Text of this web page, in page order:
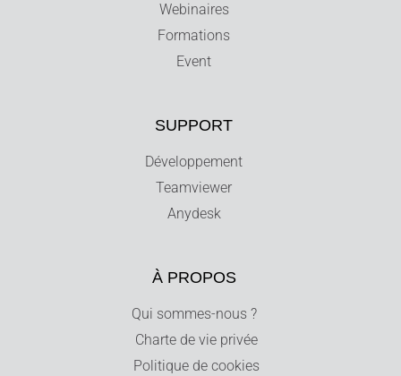
Webinaires
Formations
Event
SUPPORT
Développement
Teamviewer
Anydesk
À PROPOS
Qui sommes-nous ?
Charte de vie privée
Politique de cookies